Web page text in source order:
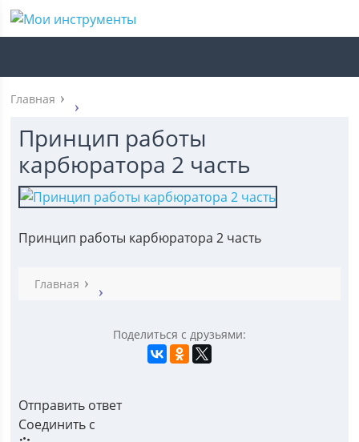
Главная
Принцип работы
карбюратора 2 часть
Принцип работы карбюратора 2 часть
Главная
Поделиться с друзьями:
Отправить ответ
Соединить с